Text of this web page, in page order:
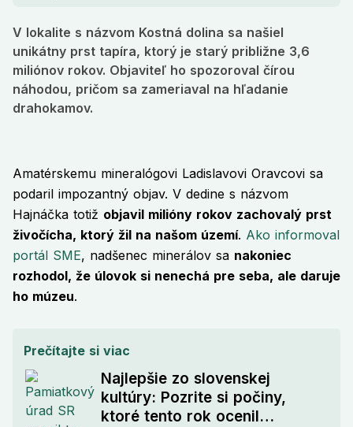
V lokalite s názvom Kostná dolina sa našiel
unikátny prst tapíra, ktorý je starý približne 3,6
miliónov rokov. Objaviteľ ho spozoroval čírou
náhodou, pričom sa zameriaval na hľadanie
drahokamov.
Amatérskemu mineralógovi Ladislavovi Oravcovi sa
podaril impozantný objav. V dedine s názvom
Hajnáčka totiž objavil milióny rokov zachovalý prst
živočícha, ktorý žil na našom území. Ako informoval
portál SME, nadšenec minerálov sa nakoniec
rozhodol, že úlovok si nenechá pre seba, ale daruje
ho múzeu.
Prečítajte si viac
Najlepšie zo slovenskej
kultúry: Pozrite si počiny,
ktoré tento rok ocenil